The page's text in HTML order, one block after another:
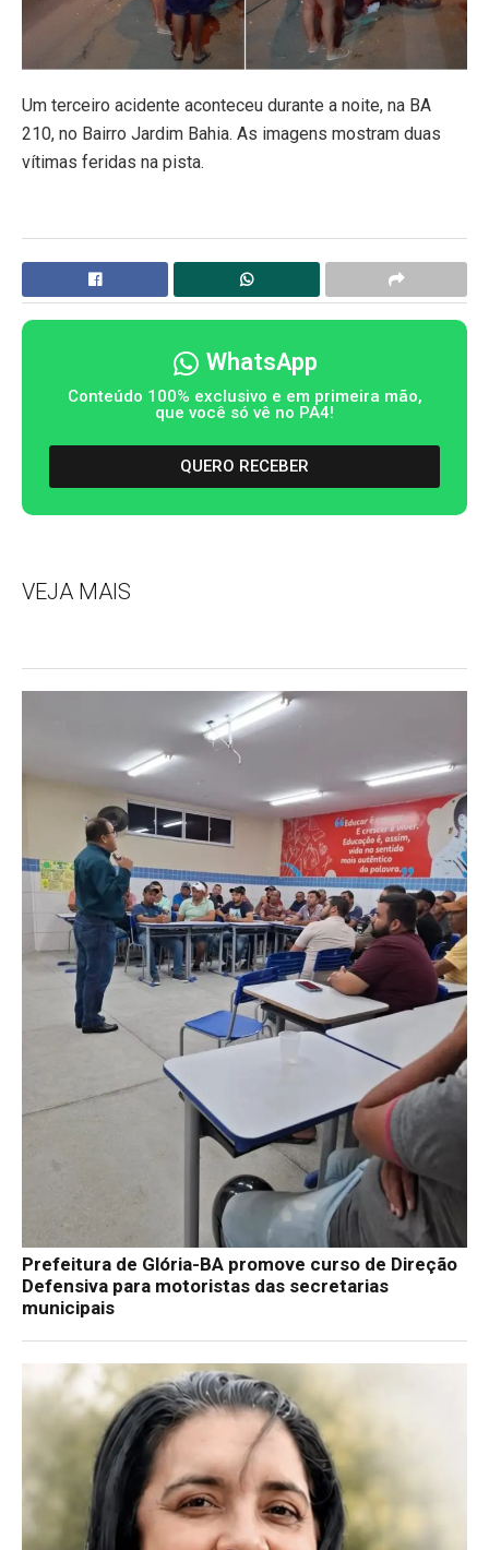
Um terceiro acidente aconteceu durante a noite, na BA
210, no Bairro Jardim Bahia. As imagens mostram duas
vítimas feridas na pista.
WhatsApp
Conteúdo 100% exclusivo e em primeira mão,
que você só vê no PA4!
QUERO RECEBER
VEJA MAIS
Prefeitura de Glória-BA promove curso de Direção
Defensiva para motoristas das secretarias
municipais